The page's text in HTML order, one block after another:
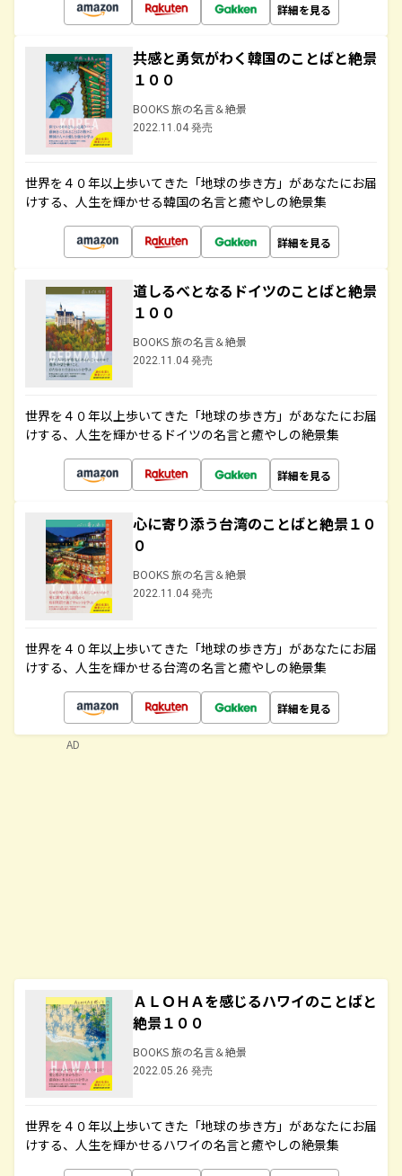
詳細を見る
共感と勇気がわく韓国のことばと絶景
１００
BOOKS 旅の名言＆絶景
2022.11.04 発売
世界を４０年以上歩いてきた「地球の歩き方」があなたにお届
けする、人生を輝かせる韓国の名言と癒やしの絶景集
詳細を見る
道しるべとなるドイツのことばと絶景
１００
BOOKS 旅の名言＆絶景
2022.11.04 発売
世界を４０年以上歩いてきた「地球の歩き方」があなたにお届
けする、人生を輝かせるドイツの名言と癒やしの絶景集
詳細を見る
心に寄り添う台湾のことばと絶景１０
０
BOOKS 旅の名言＆絶景
2022.11.04 発売
世界を４０年以上歩いてきた「地球の歩き方」があなたにお届
けする、人生を輝かせる台湾の名言と癒やしの絶景集
詳細を見る
ＡＬＯＨＡを感じるハワイのことばと
絶景１００
BOOKS 旅の名言＆絶景
2022.05.26 発売
世界を４０年以上歩いてきた「地球の歩き方」があなたにお届
けする、人生を輝かせるハワイの名言と癒やしの絶景集
AD